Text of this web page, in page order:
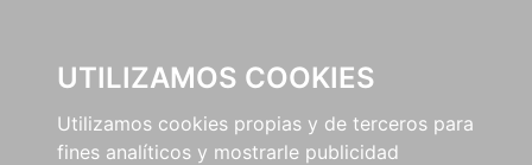
UTILIZAMOS COOKIES
Utilizamos cookies propias y de terceros para
fines analíticos y mostrarle publicidad